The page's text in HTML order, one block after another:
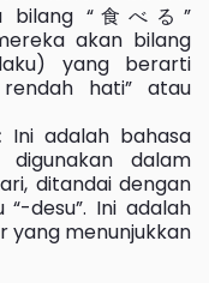
bilang “食べる”
akan bilang
yang berarti
hati” atau
Ini adalah bahasa
dalam
ditandai dengan
desu”. Ini adalah
yang menunjukkan